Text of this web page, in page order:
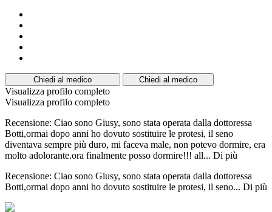
Chiedi al medico Chiedi al medico
Visualizza profilo completo
Visualizza profilo completo
Recensione: Ciao sono Giusy, sono stata operata dalla dottoressa
Botti,ormai dopo anni ho dovuto sostituire le protesi, il seno
diventava sempre più duro, mi faceva male, non potevo dormire, era
molto adolorante.ora finalmente posso dormire!!! all... Di più
Recensione: Ciao sono Giusy, sono stata operata dalla dottoressa
Botti,ormai dopo anni ho dovuto sostituire le protesi, il seno... Di più